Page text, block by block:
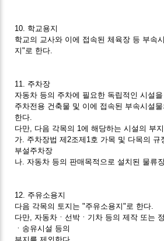
10. 학교용지
학교의 교사와 이에 접속된 체육장 등 부속
지"로 한다.
11. 주차장
자동차 등의 주차에 필요한 독립적인 시설
주차전용 건축물 및 이에 접속된 부속시설
한다.
다만, 다음 각목의 1에 해당하는 시설의 부
가. 주차장법 제2조제1호 가목 및 다목의 규
부설주차장
나. 자동차 등의 판매목적으로 설치된 물류
12. 주유소용지
다음 각목의 토지는 "주유소용지"로 한다.
다만, 자동차ㆍ선박ㆍ기차 등의 제작 또는
ㆍ송유시설 등의